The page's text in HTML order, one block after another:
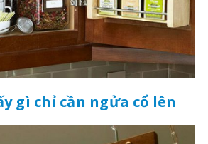
gì chỉ cần ngửa cổ lên